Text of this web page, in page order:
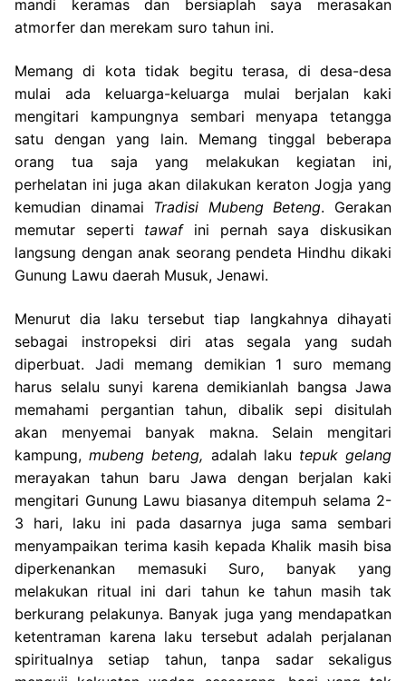
mandi keramas dan bersiaplah saya merasakan
atmorfer dan merekam suro tahun ini.
Memang di kota tidak begitu terasa, di desa-desa
mulai ada keluarga-keluarga mulai berjalan kaki
mengitari kampungnya sembari menyapa tetangga
satu dengan yang lain. Memang tinggal beberapa
orang tua saja yang melakukan kegiatan ini,
perhelatan ini juga akan dilakukan keraton Jogja yang
kemudian dinamai Tradisi Mubeng Beteng. Gerakan
memutar seperti tawafini pernah saya diskusikan
langsung dengan anak seorang pendeta Hindhu dikaki
Gunung Lawu daerah Musuk, Jenawi.
Menurut dia laku tersebut tiap langkahnya dihayati
sebagai instropeksi diri atas segala yang sudah
diperbuat. Jadi memang demikian 1 suro memang
harus selalu sunyi karena demikianlah bangsa Jawa
memahami pergantian tahun, dibalik sepi disitulah
akan menyemai banyak makna. Selain mengitari
kampung,mubeng beteng, adalah laku tepuk gelang
merayakan tahun baru Jawa dengan berjalan kaki
mengitari Gunung Lawu biasanya ditempuh selama 2-
3 hari, laku ini pada dasarnya juga sama sembari
menyampaikan terima kasih kepada Khalik masih bisa
diperkenankan memasuki Suro, banyak yang
melakukan ritual ini dari tahun ke tahun masih tak
berkurang pelakunya. Banyak juga yang mendapatkan
ketentraman karena laku tersebut adalah perjalanan
spiritualnya setiap tahun, tanpa sadar sekaligus